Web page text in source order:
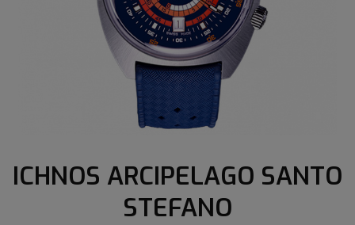
ICHNOS ARCIPELAGO SANTO
STEFANO